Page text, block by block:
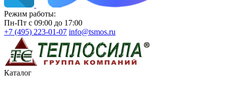
Режим работы:
Пн-Пт с 09:00 до 17:00
+7 (495) 223-01-07 info@tsmos.ru
Каталог